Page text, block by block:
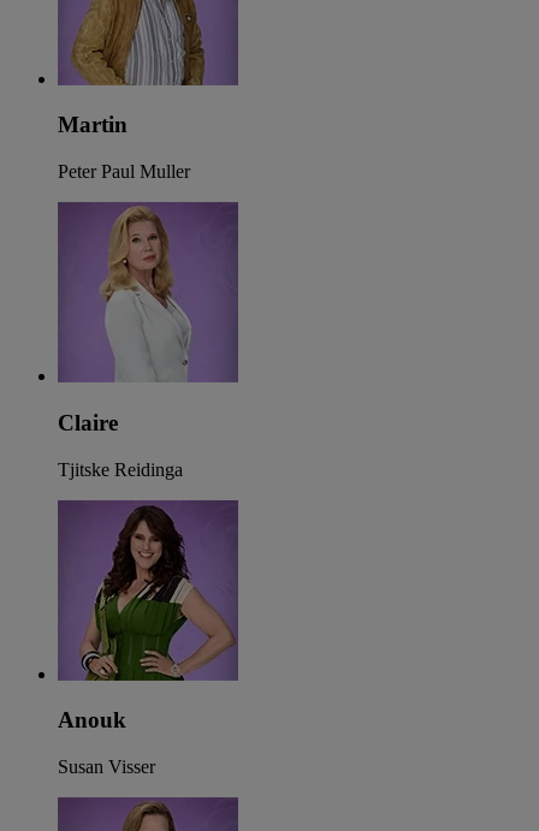
Martin
Peter Paul Muller
Claire
Tjitske Reidinga
Anouk
Susan Visser